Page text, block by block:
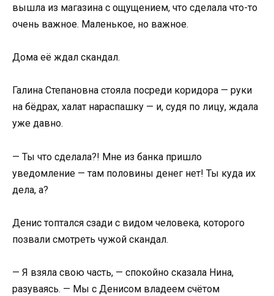
вышла из магазина с ощущением, что сделала что-то
очень важное. Маленькое, но важное.
Дома её ждал скандал.
Галина Степановна стояла посреди коридора — руки
на бёдрах, халат нараспашку — и, судя по лицу, ждала
уже давно.
— Ты что сделала?! Мне из банка пришло
уведомление — там половины денег нет! Ты куда их
дела, а?
Денис топтался сзади с видом человека, которого
позвали смотреть чужой скандал.
— Я взяла свою часть, — спокойно сказала Нина,
разуваясь. — Мы с Денисом владеем счётом